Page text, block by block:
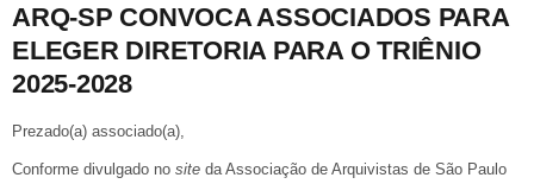
ARQ-SP CONVOCA ASSOCIADOS PARA
ELEGER DIRETORIA PARA O TRIÊNIO
2025-2028
Prezado(a) associado(a),
Conforme divulgado no site da Associação de Arquivistas de São Paulo